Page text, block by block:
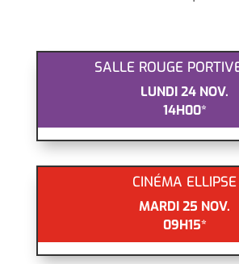
SALLE ROUGE
LUNDI 24 NOV.
14H00*
CINÉMA ELLIPSE
MARDI 25 NOV.
09H15*